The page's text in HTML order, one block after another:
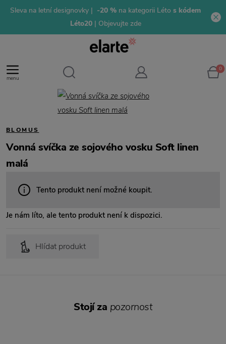
Sleva na letní designovky | -20 % na kategorii Léto s kódem
Léto20 | Objevujte zde
menu
0
BLOMUS
Vonná svíčka ze sojového vosku Soft linen
malá
Tento produkt není možné koupit.
Je nám líto, ale tento produkt není k dispozici.
Hlídat produkt
Stojí za pozornost